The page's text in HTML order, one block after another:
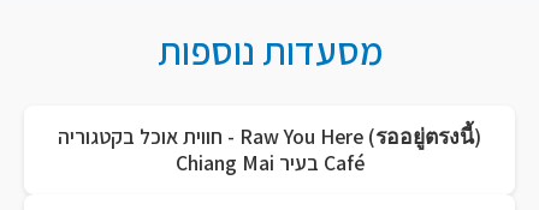
מסעדות נוספות
Raw You Here (รออยู่ตรงนี้) - חווית אוכל בקטגוריה
Café בעיר Chiang Mai